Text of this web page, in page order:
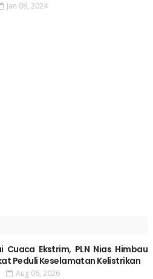
Jan 08, 2024
Cuaca Ekstrim, PLN Nias Himbau
Peduli Keselamatan Kelistrikan
Aug 06, 2026